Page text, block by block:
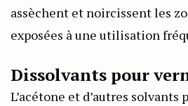
assèchent et noircissent les
exposées à une utilisation
Dissolvants pour
L’acétone et d’autres solvants